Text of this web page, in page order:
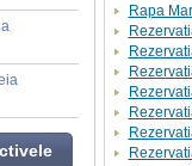
Rapa